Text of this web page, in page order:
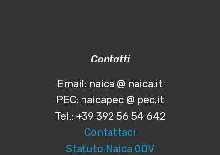
Contatti
Email: naica @ naica.it
PEC: naicapec @ pec.it
Tel.: +39 392 56 54 642
Contattaci
Statuto Naica ODV